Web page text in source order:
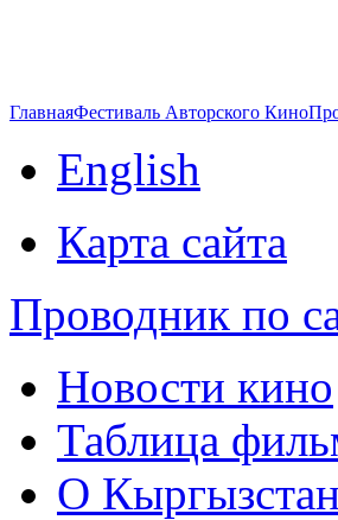
ГлавнаяФестиваль Авторского Кино
English
Карта сайта
Проводник по
Новости кино
Таблица
О